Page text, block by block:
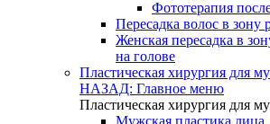
Фототерапия
Пересадка волос в зону
Женская пересадка в
на голове
Пластическая хирургия для
НАЗАД: Главное меню
Пластическая хирургия для
Мужская пластика лица